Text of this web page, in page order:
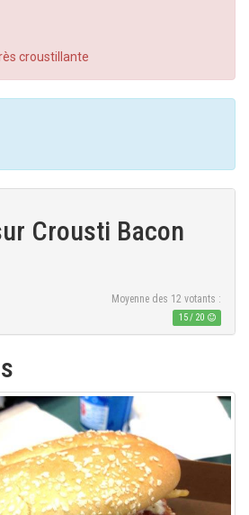
croustillante
Crousti Bacon
Moyenne des 12 votants :
15/ 20